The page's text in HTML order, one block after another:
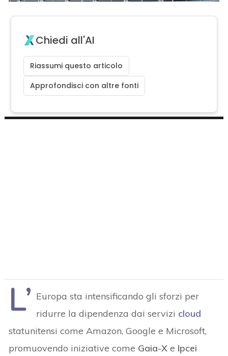
Chiedi all'AI
Riassumi questo articolo
Approfondisci con altre fonti
L’ Europa sta intensificando gli sforzi per
ridurre la dipendenza dai servizi cloud
statunitensi come Amazon, Google e Microsoft,
promuovendo iniziative come Gaia-X e Ipcei